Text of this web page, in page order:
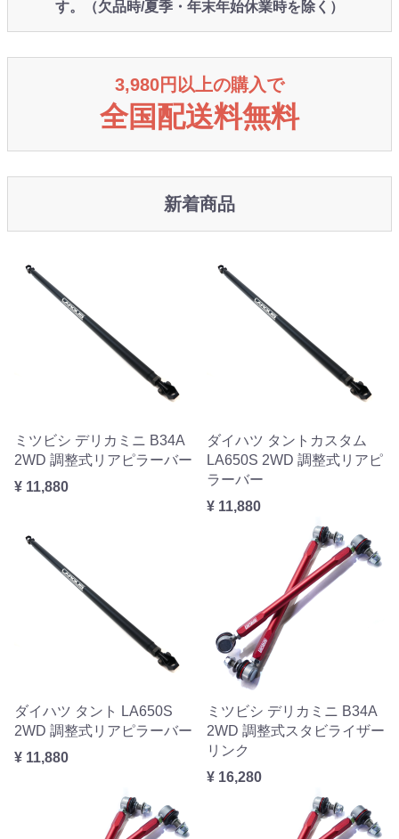
す。（欠品時/夏季・年末年始休業時を除く）
3,980円以上の購入で
全国配送料無料
新着商品
ミツビシ デリカミニ B34A
2WD 調整式リアピラーバー
¥ 11,880
ダイハツ タントカスタム
LA650S 2WD 調整式リアピ
ラーバー
¥ 11,880
ダイハツ タント LA650S
2WD 調整式リアピラーバー
¥ 11,880
ミツビシ デリカミニ B34A
2WD 調整式スタビライザー
リンク
¥ 16,280